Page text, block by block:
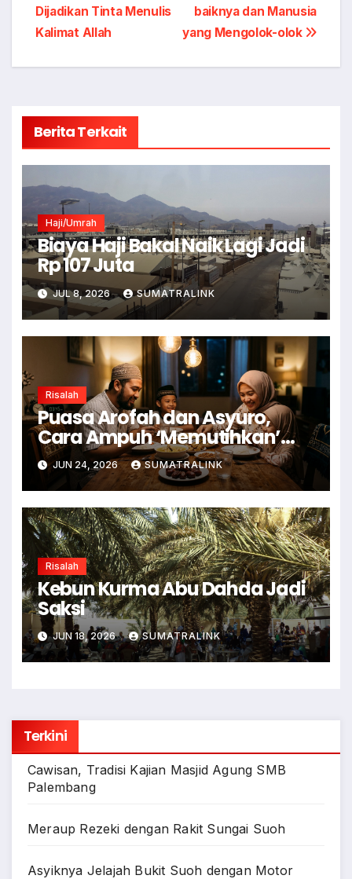
pos
baiknya dan Manusia
yang Mengolok-olok
Dijadikan Tinta Menulis
Kalimat Allah
Berita Terkait
Haji/Umrah
Biaya Haji Bakal Naik Lagi Jadi
Rp 107 Juta
JUL 8, 2026 SUMATRALINK
Risalah
Puasa Arofah dan Asyuro,
Cara Ampuh ‘Memutihkan’
Dosa
JUN 24, 2026 SUMATRALINK
Risalah
Kebun Kurma Abu Dahda Jadi
Saksi
JUN 18, 2026 SUMATRALINK
Terkini
Cawisan, Tradisi Kajian Masjid Agung SMB
Palembang
Meraup Rezeki dengan Rakit Sungai Suoh
Asyiknya Jelajah Bukit Suoh dengan Motor